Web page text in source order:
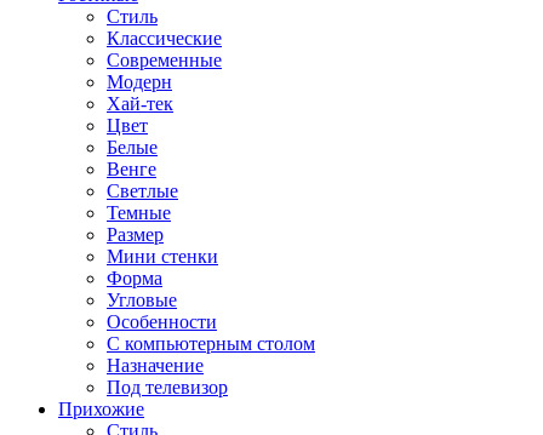
Стиль
Классические
Современные
Модерн
Хай-тек
Цвет
Белые
Венге
Светлые
Темные
Размер
Мини стенки
Форма
Угловые
Особенности
С компьютерным столом
Назначение
Под телевизор
Прихожие
Стиль